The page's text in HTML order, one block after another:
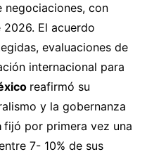
negociaciones, con
El acuerdo
evaluaciones de
internacional para
reafirmó su
y la gobernanza
fijó por primera vez una
7- 10% de sus